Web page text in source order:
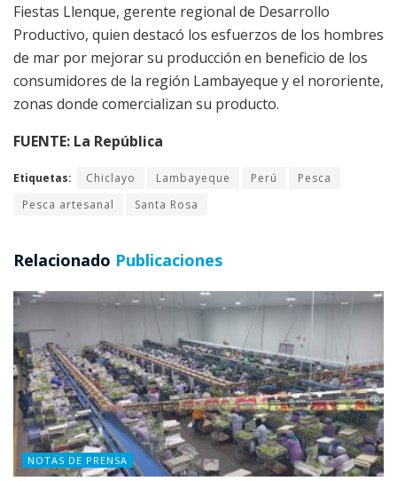
Fiestas Llenque, gerente regional de Desarrollo
Productivo, quien destacó los esfuerzos de los hombres
de mar por mejorar su producción en beneficio de los
consumidores de la región Lambayeque y el nororiente,
zonas donde comercializan su producto.
FUENTE: La República
Etiquetas: Chiclayo Lambayeque Perú
Pesca
Pesca artesanal
Santa Rosa
Relacionado Publicaciones
NOTAS DE PRENSA